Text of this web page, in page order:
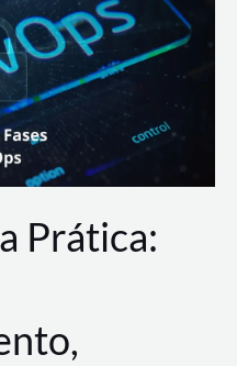
Prática: